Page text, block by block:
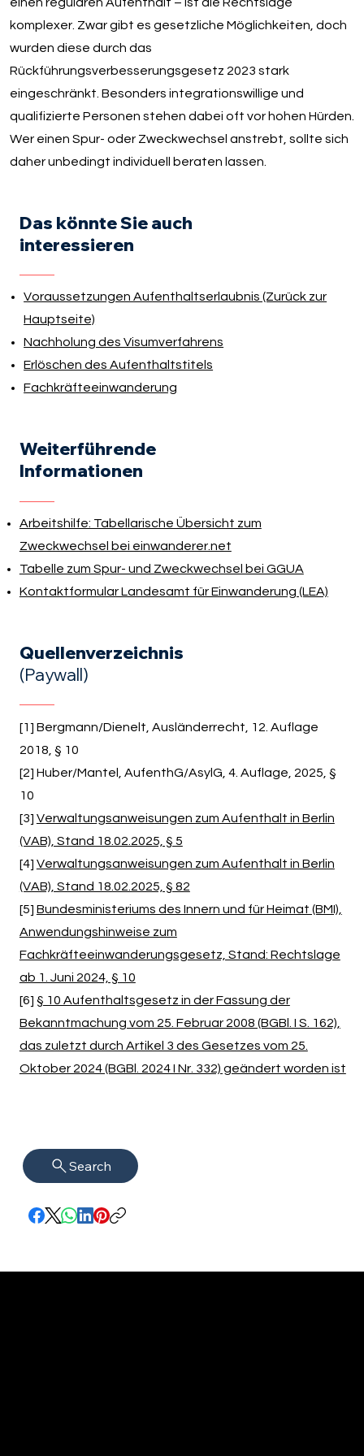
komplexer. Zwar gibt es gesetzliche Möglichkeiten, doch
wurden diese durch das
Rückführungsverbesserungsgesetz 2023 stark
eingeschränkt. Besonders integrationswillige und
qualifizierte Personen stehen dabei oft vor hohen Hürden.
Wer einen Spur- oder Zweckwechsel anstrebt, sollte sich
daher unbedingt individuell beraten lassen.
Das könnte Sie auch
interessieren
Voraussetzungen Aufenthaltserlaubnis (Zurück zur
Hauptseite)
Nachholung des Visumverfahrens
Erlöschen des Aufenthaltstitels
Fachkräfteeinwanderung
Weiterführende
Informationen
Arbeitshilfe: Tabellarische Übersicht zum
Zweckwechsel bei einwanderer.net
Tabelle zum Spur- und Zweckwechsel bei GGUA
Kontaktformular Landesamt für Einwanderung (LEA)
Quellenverzeichnis
(Paywall)
[1] Bergmann/Dienelt, Ausländerrecht, 12. Auflage
2018, § 10
[2] Huber/Mantel, AufenthG/AsylG, 4. Auflage, 2025, §
10
[3] Verwaltungsanweisungen zum Aufenthalt in Berlin
(VAB), Stand 18.02.2025, § 5
[4] Verwaltungsanweisungen zum Aufenthalt in Berlin
(VAB), Stand 18.02.2025, § 82
[5] Bundesministeriums des Innern und für Heimat (BMI),
Anwendungshinweise zum
Fachkräfteeinwanderungsgesetz, Stand: Rechtslage
ab 1. Juni 2024, § 10
[6] § 10 Aufenthaltsgesetz in der Fassung der
Bekanntmachung vom 25. Februar 2008 (BGBl. I S. 162),
das zuletzt durch Artikel 3 des Gesetzes vom 25.
Oktober 2024 (BGBl. 2024 I Nr. 332) geändert worden ist
Search